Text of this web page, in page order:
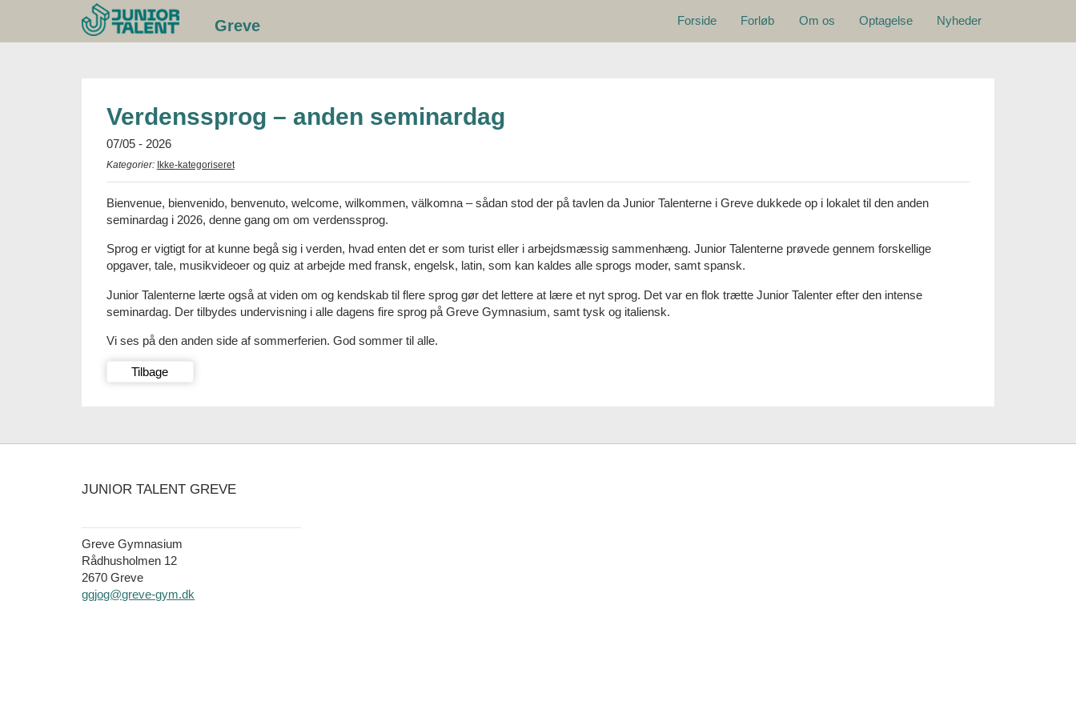
indhold
Greve
Forside
Forløb Om os Optagelse Nyheder
Verdenssprog – anden seminardag
07/05 - 2026
Kategorier: Ikke-kategoriseret
Bienvenue, bienvenido, benvenuto, welcome, wilkommen, välkomna – sådan stod der på tavlen da Junior Talenterne i Greve dukkede op i lokalet til den anden
seminardag i 2026, denne gang om om verdenssprog.
Sprog er vigtigt for at kunne begå sig i verden, hvad enten det er som turist eller i arbejdsmæssig sammenhæng. Junior Talenterne prøvede gennem forskellige
opgaver, tale, musikvideoer og quiz at arbejde med fransk, engelsk, latin, som kan kaldes alle sprogs moder, samt spansk.
Junior Talenterne lærte også at viden om og kendskab til flere sprog gør det lettere at lære et nyt sprog. Det var en flok trætte Junior Talenter efter den intense
seminardag. Der tilbydes undervisning i alle dagens fire sprog på Greve Gymnasium, samt tysk og italiensk.
Vi ses på den anden side af sommerferien. God sommer til alle.
Tilbage
JUNIOR TALENT GREVE
Greve Gymnasium
Rådhusholmen 12
2670 Greve
ggjog@greve-gym.dk